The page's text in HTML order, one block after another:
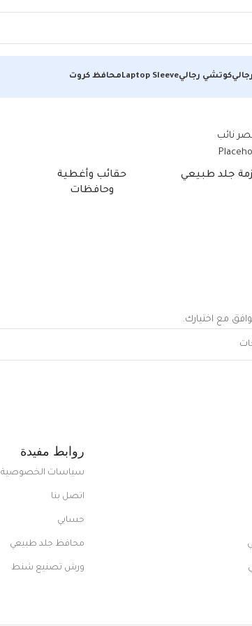
كوتشي رجاليLaptop Sleeveمحافظ كروت
جلد طبيعي
حقائب وأغطية
وحافظات
مع اختيارك.
روابط مفيدة
سياسات الخصوصية
اتصل بنا
حسابي
محافظ جلد طبيعي
ورش تصنيع شنط